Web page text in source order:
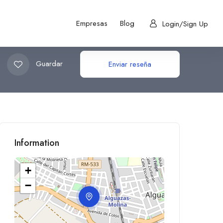
Empresas Blog Login/Sign Up
Guardar Enviar reseña
Information
+
−